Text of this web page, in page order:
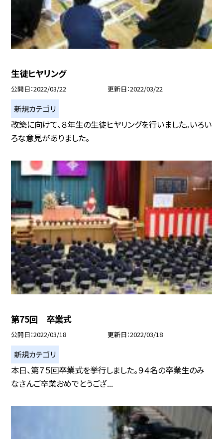
生徒ヒヤリング
公開日 2022/03/22 更新日 2022/03/22
新規カテゴリ
改築に向けて、８年生の生徒ヒヤリングを行いました。いろい
ろな意見がありました。
第75回 卒業式
公開日 2022/03/18 更新日 2022/03/18
新規カテゴリ
本日、第７５回卒業式を挙行しました。９４名の卒業生のみ
なさんご卒業おめでとうござ...